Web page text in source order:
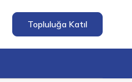
Topluluğa Katıl